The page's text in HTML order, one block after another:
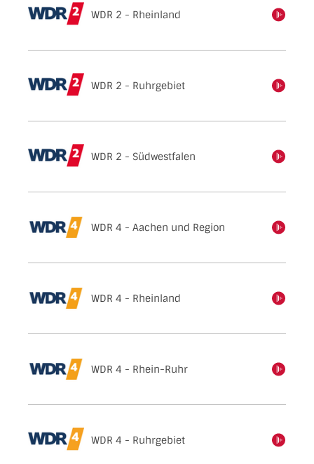
WDR 2 - Rheinland
WDR 2 - Ruhrgebiet
WDR 2 - Südwestfalen
WDR 4 - Aachen und Regioneinschalten
WDR 4 - Rheinland
WDR 4 - Rhein-Ruhr
WDR 4 - Ruhrgebiet